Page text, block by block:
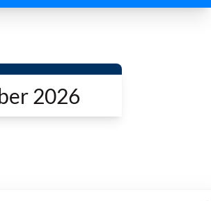
2026